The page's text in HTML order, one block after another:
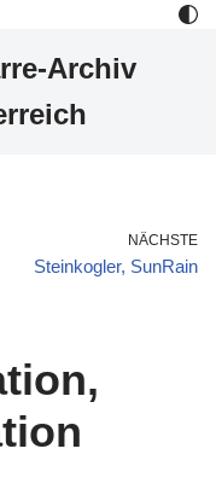
Archiv
NÄCHSTE
Steinkogler, SunRain